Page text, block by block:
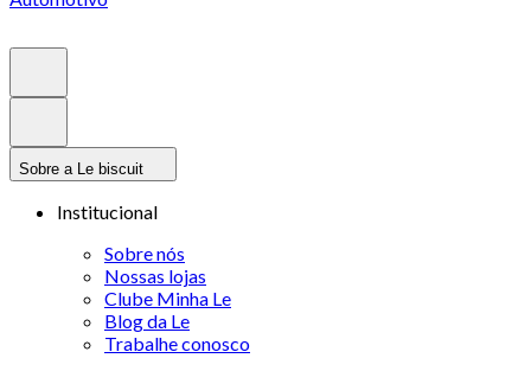
Sobre a Le biscuit
Institucional
Sobre nós
Nossas lojas
Clube Minha Le
Blog da Le
Trabalhe conosco